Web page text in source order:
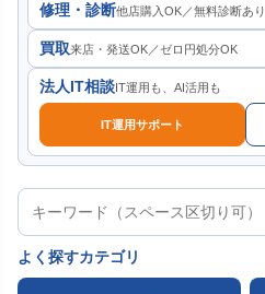
修理・診断他店購入OK／無料診断あり
買取来店・発送OK／ゼロ円処分OK
法人IT相談IT運用も、AI活用も
IT運用サポート
よく探すカテゴリ